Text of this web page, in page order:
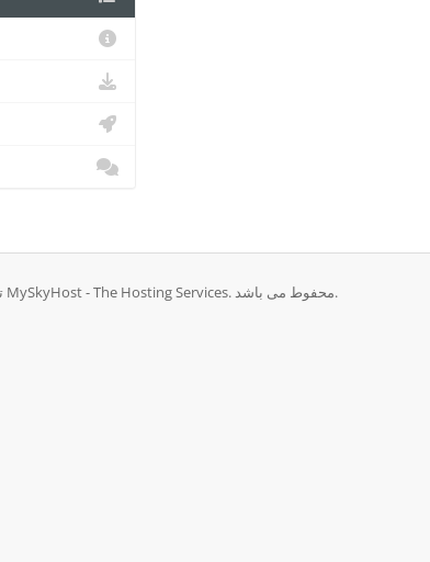
تمامی حقوق برای © 2026 MySkyHost - The Hosting Services. محفوط می باشد.